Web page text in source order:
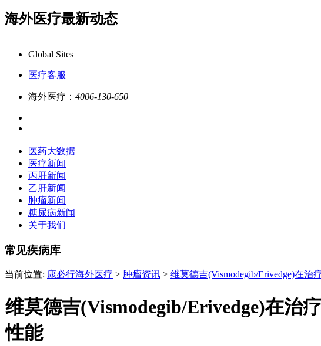
海外医疗最新动态
Global Sites
医疗客服
海外医疗： 4006-130-650
医药大数据
医疗新闻
丙肝新闻
乙肝新闻
肿瘤新闻
糖尿病新闻
关于我们
常见疾病库
当前位置: 康必行海外医疗 > 肿瘤资讯 > 维莫德吉(Vismodegib/Erivedge)在
维莫德吉(Vismodegib/Erivedge)在治
性能